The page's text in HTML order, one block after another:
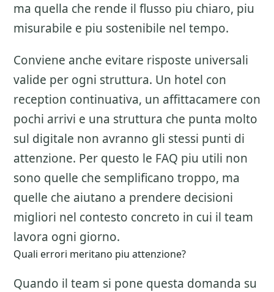
ma quella che rende il flusso piu chiaro, piu
misurabile e piu sostenibile nel tempo.
Conviene anche evitare risposte universali
valide per ogni struttura. Un hotel con
reception continuativa, un affittacamere con
pochi arrivi e una struttura che punta molto
sul digitale non avranno gli stessi punti di
attenzione. Per questo le FAQ piu utili non
sono quelle che semplificano troppo, ma
quelle che aiutano a prendere decisioni
migliori nel contesto concreto in cui il team
lavora ogni giorno.
Quali errori meritano piu attenzione?
Quando il team si pone questa domanda su